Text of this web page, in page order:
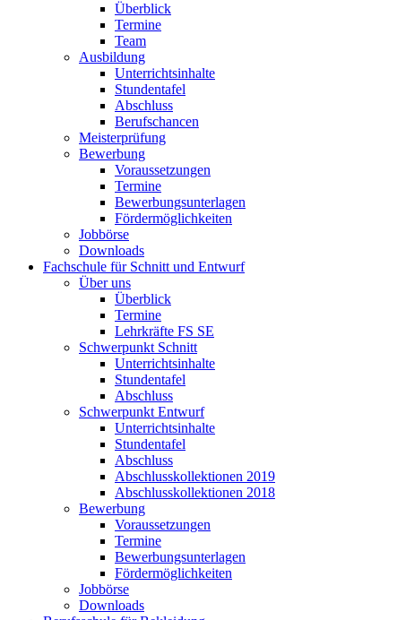
Überblick
Termine
Team
Ausbildung
Unterrichtsinhalte
Stundentafel
Abschluss
Berufschancen
Meisterprüfung
Bewerbung
Voraussetzungen
Termine
Bewerbungsunterlagen
Fördermöglichkeiten
Jobbörse
Downloads
Fachschule für Schnitt und Entwurf
Über uns
Überblick
Termine
Lehrkräfte FS SE
Schwerpunkt Schnitt
Unterrichtsinhalte
Stundentafel
Abschluss
Schwerpunkt Entwurf
Unterrichtsinhalte
Stundentafel
Abschluss
Abschlusskollektionen 2019
Abschlusskollektionen 2018
Bewerbung
Voraussetzungen
Termine
Bewerbungsunterlagen
Fördermöglichkeiten
Jobbörse
Downloads